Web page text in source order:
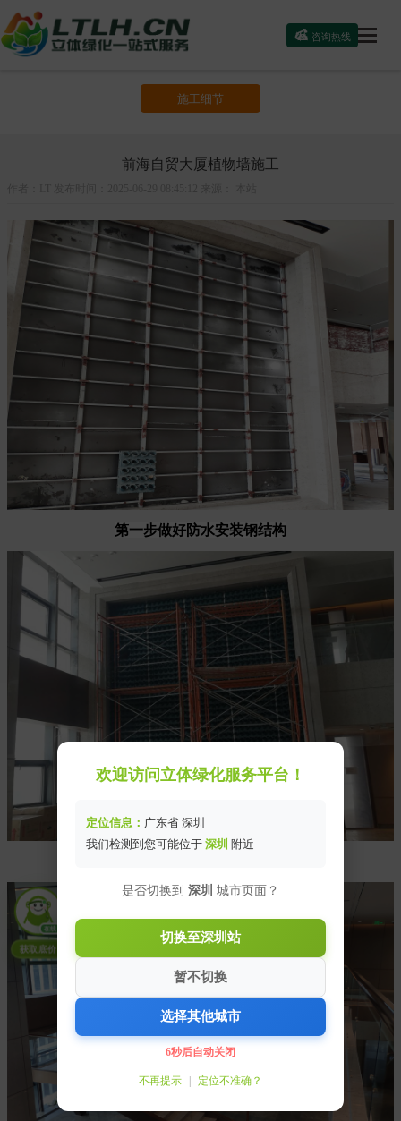
 咨询热线
施工细节
前海自贸大厦植物墙施工
第一步做好防水安装钢结构
获取底价
欢迎访问立体绿化服务平台！
定位信息： 广东省 深圳
我们检测到您可能位于 深圳 附近
是否切换到 深圳 城市页面？
切换至深圳站
暂不切换
选择其他城市
6秒后自动关闭
不再提示 | 定位不准确？